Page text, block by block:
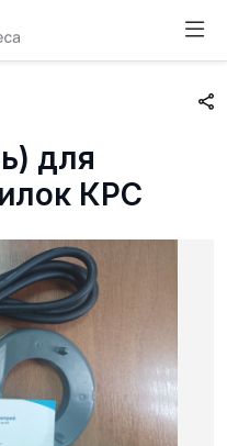
для
КРС